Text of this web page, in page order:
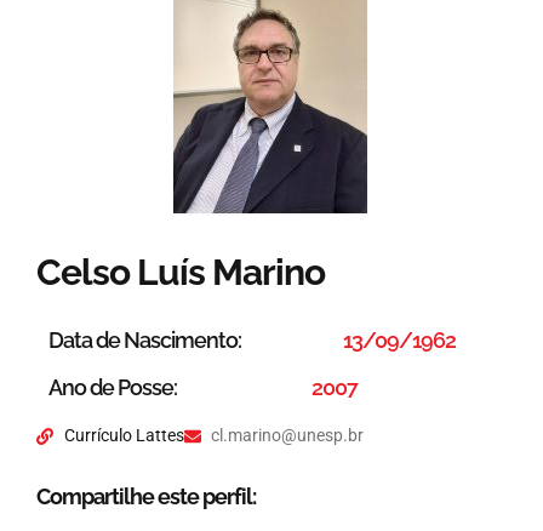
Celso Luís Marino
Data de Nascimento:
13/09/1962
Ano de Posse:
2007
Currículo Lattes cl.marino@unesp.br
Compartilhe este perfil: